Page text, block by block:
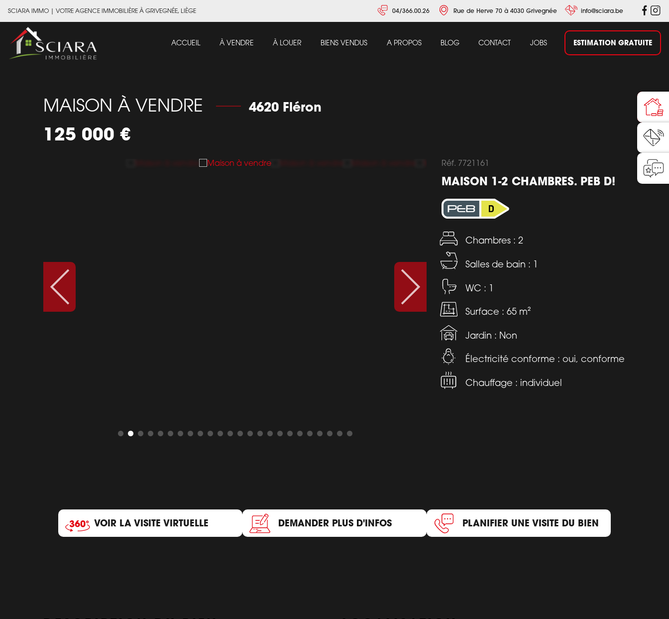
SCIARA IMMO | VOTRE AGENCE IMMOBILIÈRE À GRIVEGNÉE, LIÈGE 04/366.00.26 Rue de Herve 70 à 4030 Grivegnée info@sciara.be
ACCUEIL À VENDRE À LOUER BIENS VENDUS A PROPOS BLOG CONTACT JOBS ESTIMATION GRATUITE
MAISON À VENDRE 4620 Fléron
125 000 €
Réf. 7721161
MAISON 1-2 CHAMBRES. PEB D!
Chambres : 2
Salles de bain : 1
WC : 1
Surface : 65 m²
Jardin : Non
Électricité conforme : oui, conforme
Chauffage : individuel
VOIR LA VISITE VIRTUELLE DEMANDER PLUS D'INFOS PLANIFIER UNE VISITE DU BIEN